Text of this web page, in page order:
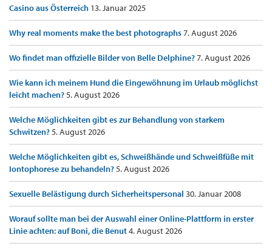
Casino aus Österreich 13. Januar 2025
Why real moments make the best photographs7. August 2026
Wo findet man offizielle Bilder von Belle Delphine?7. August 2026
Wie kann ich meinem Hund die Eingewöhnung im Urlaub möglichst
leicht machen?5. August 2026
Welche Möglichkeiten gibt es zur Behandlung von starkem
Schwitzen?5. August 2026
Welche Möglichkeiten gibt es, Schweißhände und Schweißfüße mit
Iontophorese zu behandeln?5. August 2026
Sexuelle Belästigung durch Sicherheitspersonal 30. Januar 2008
Worauf sollte man bei der Auswahl einer Online-Plattform in erster
Linie achten: auf Boni, die Benut4. August 2026